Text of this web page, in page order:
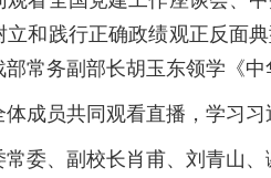
立和践行正确政绩观正反面
常务副部长胡玉东领学《
员共同观看直播，学习习
、副校长肖甫、刘青山、